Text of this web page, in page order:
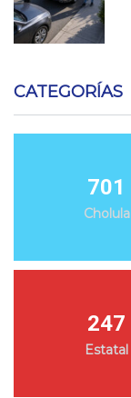
CATEGORÍAS
701
Cholula
247
Estatal